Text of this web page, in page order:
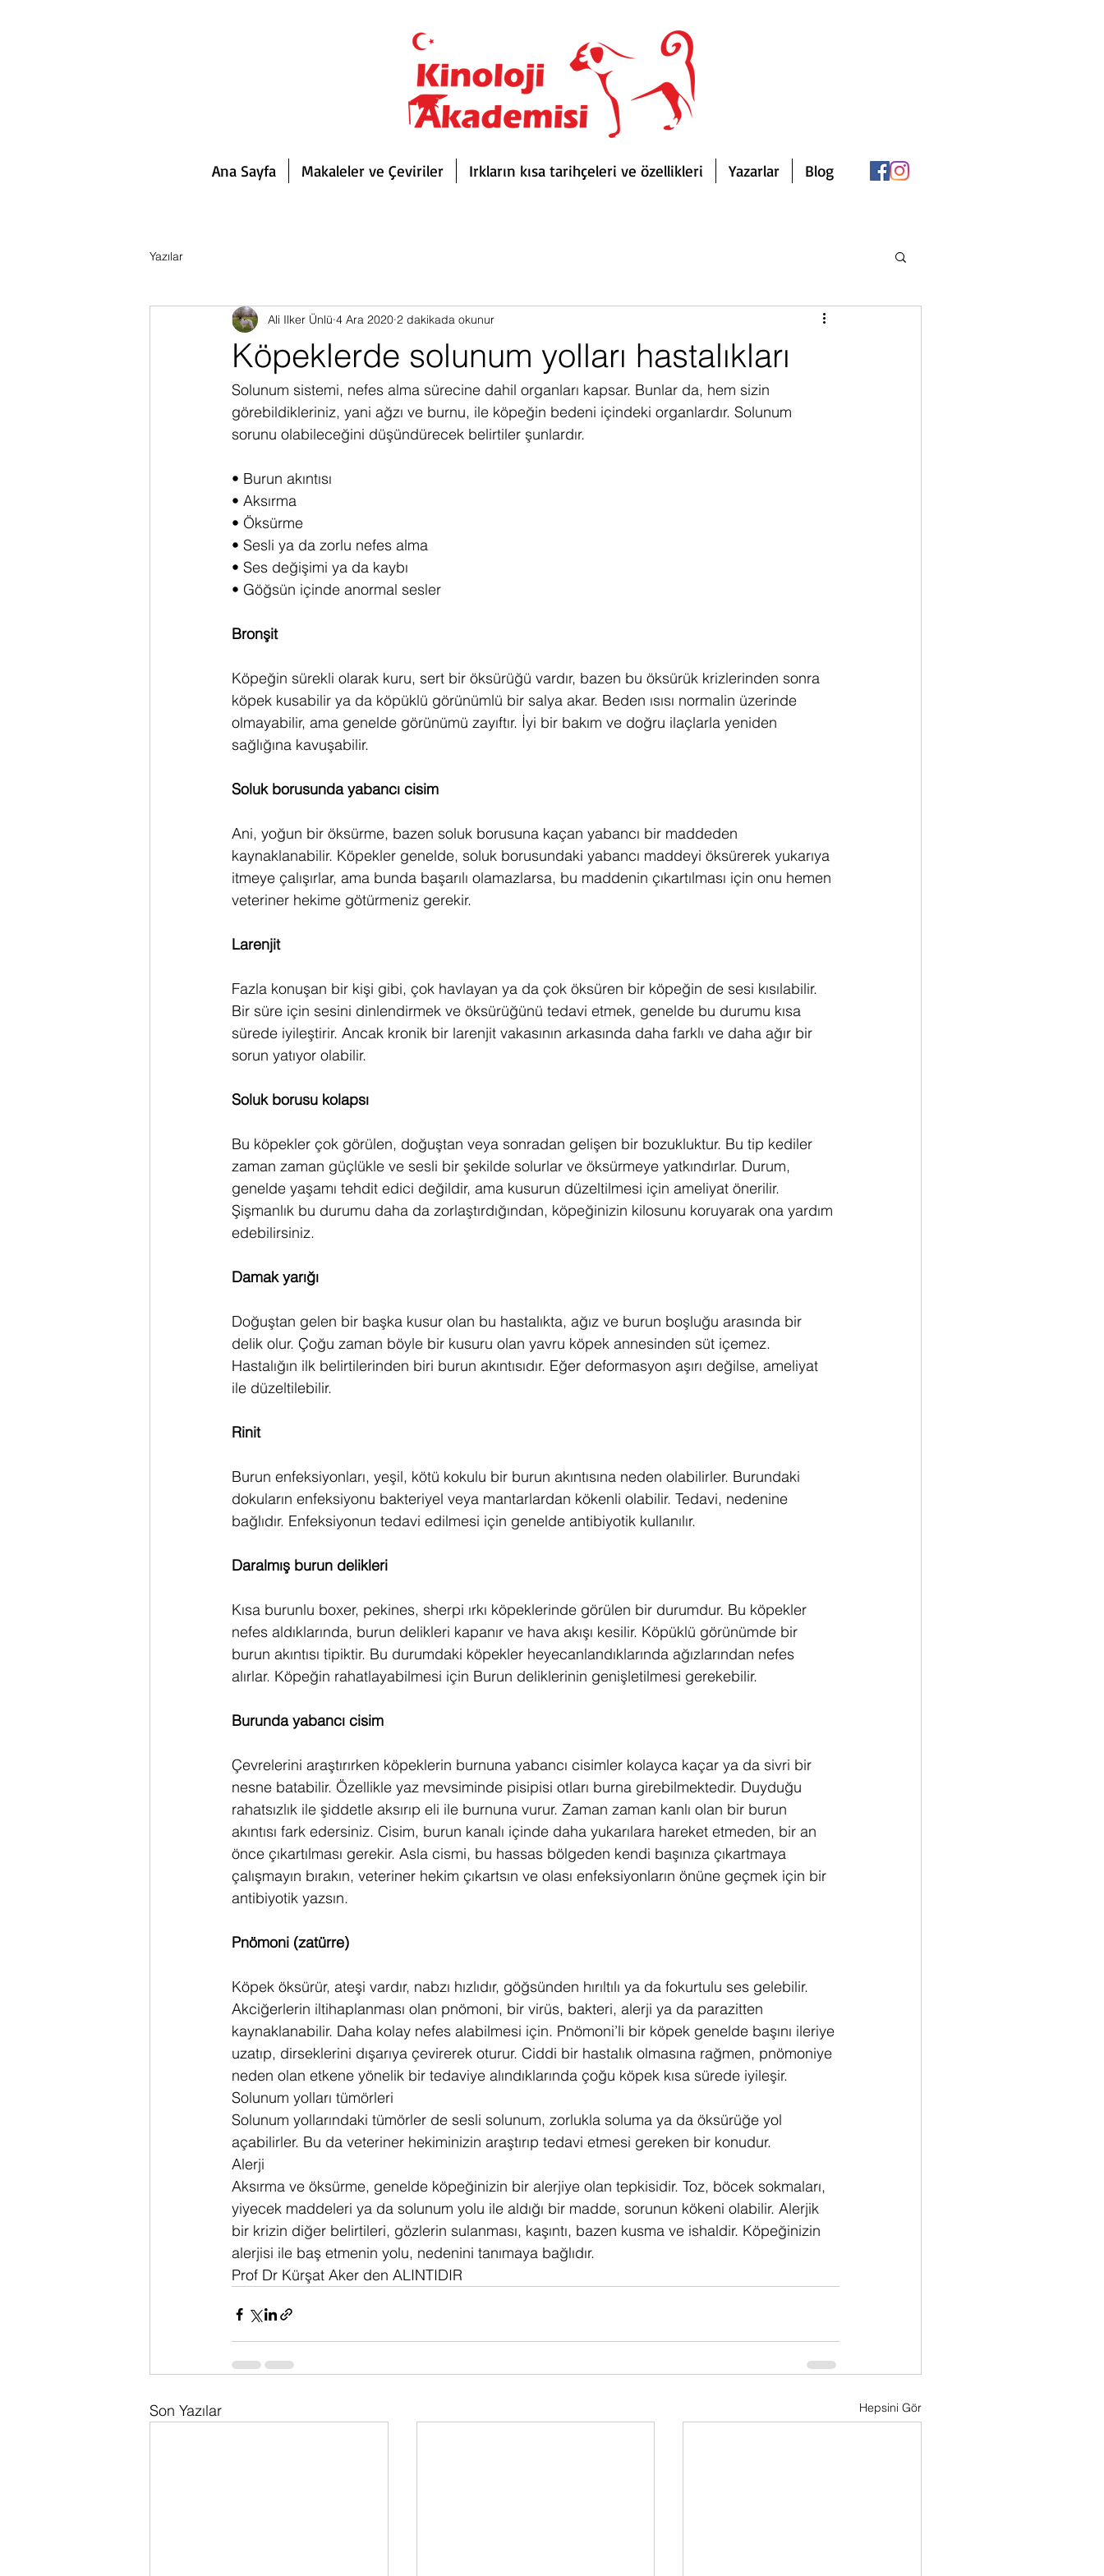
Ana Sayfa Makaleler ve Çeviriler Irkların kısa tarihçeleri ve özellikleri Yazarlar Blog
Yazılar
Köpeklerde solunum yolları hastalıkları
Ali Ilker Ünlü 4 Ara 2020 2 dakikada okunur
Solunum sistemi, nefes alma sürecine dahil organları kapsar. Bunlar da, hem sizin
görebildikleriniz, yani ağzı ve burnu, ile köpeğin bedeni içindeki organlardır. Solunum
sorunu olabileceğini düşündürecek belirtiler şunlardır.
• Burun akıntısı
• Aksırma
• Öksürme
• Sesli ya da zorlu nefes alma
• Ses değişimi ya da kaybı
• Göğsün içinde anormal sesler
Bronşit
Köpeğin sürekli olarak kuru, sert bir öksürüğü vardır, bazen bu öksürük krizlerinden sonra
köpek kusabilir ya da köpüklü görünümlü bir salya akar. Beden ısısı normalin üzerinde
olmayabilir, ama genelde görünümü zayıftır. İyi bir bakım ve doğru ilaçlarla yeniden
sağlığına kavuşabilir.
Soluk borusunda yabancı cisim
Ani, yoğun bir öksürme, bazen soluk borusuna kaçan yabancı bir maddeden
kaynaklanabilir. Köpekler genelde, soluk borusundaki yabancı maddeyi öksürerek yukarıya
itmeye çalışırlar, ama bunda başarılı olamazlarsa, bu maddenin çıkartılması için onu hemen
veteriner hekime götürmeniz gerekir.
Larenjit
Fazla konuşan bir kişi gibi, çok havlayan ya da çok öksüren bir köpeğin de sesi kısılabilir.
Bir süre için sesini dinlendirmek ve öksürüğünü tedavi etmek, genelde bu durumu kısa
sürede iyileştirir. Ancak kronik bir larenjit vakasının arkasında daha farklı ve daha ağır bir
sorun yatıyor olabilir.
Soluk borusu kolapsı
Bu köpekler çok görülen, doğuştan veya sonradan gelişen bir bozukluktur. Bu tip kediler
zaman zaman güçlükle ve sesli bir şekilde solurlar ve öksürmeye yatkındırlar. Durum,
genelde yaşamı tehdit edici değildir, ama kusurun düzeltilmesi için ameliyat önerilir.
Şişmanlık bu durumu daha da zorlaştırdığından, köpeğinizin kilosunu koruyarak ona yardım
edebilirsiniz.
Damak yarığı
Doğuştan gelen bir başka kusur olan bu hastalıkta, ağız ve burun boşluğu arasında bir
delik olur. Çoğu zaman böyle bir kusuru olan yavru köpek annesinden süt içemez.
Hastalığın ilk belirtilerinden biri burun akıntısıdır. Eğer deformasyon aşırı değilse, ameliyat
ile düzeltilebilir.
Rinit
Burun enfeksiyonları, yeşil, kötü kokulu bir burun akıntısına neden olabilirler. Burundaki
dokuların enfeksiyonu bakteriyel veya mantarlardan kökenli olabilir. Tedavi, nedenine
bağlıdır. Enfeksiyonun tedavi edilmesi için genelde antibiyotik kullanılır.
Daralmış burun delikleri
Kısa burunlu boxer, pekines, sherpi ırkı köpeklerinde görülen bir durumdur. Bu köpekler
nefes aldıklarında, burun delikleri kapanır ve hava akışı kesilir. Köpüklü görünümde bir
burun akıntısı tipiktir. Bu durumdaki köpekler heyecanlandıklarında ağızlarından nefes
alırlar. Köpeğin rahatlayabilmesi için Burun deliklerinin genişletilmesi gerekebilir.
Burunda yabancı cisim
Çevrelerini araştırırken köpeklerin burnuna yabancı cisimler kolayca kaçar ya da sivri bir
nesne batabilir. Özellikle yaz mevsiminde pisipisi otları burna girebilmektedir. Duyduğu
rahatsızlık ile şiddetle aksırıp eli ile burnuna vurur. Zaman zaman kanlı olan bir burun
akıntısı fark edersiniz. Cisim, burun kanalı içinde daha yukarılara hareket etmeden, bir an
önce çıkartılması gerekir. Asla cismi, bu hassas bölgeden kendi başınıza çıkartmaya
çalışmayın bırakın, veteriner hekim çıkartsın ve olası enfeksiyonların önüne geçmek için bir
antibiyotik yazsın.
Pnömoni (zatürre)
Köpek öksürür, ateşi vardır, nabzı hızlıdır, göğsünden hırıltılı ya da fokurtulu ses gelebilir.
Akciğerlerin iltihaplanması olan pnömoni, bir virüs, bakteri, alerji ya da parazitten
kaynaklanabilir. Daha kolay nefes alabilmesi için. Pnömoni’li bir köpek genelde başını ileriye
uzatıp, dirseklerini dışarıya çevirerek oturur. Ciddi bir hastalık olmasına rağmen, pnömoniye
neden olan etkene yönelik bir tedaviye alındıklarında çoğu köpek kısa sürede iyileşir.
Solunum yolları tümörleri
Solunum yollarındaki tümörler de sesli solunum, zorlukla soluma ya da öksürüğe yol
açabilirler. Bu da veteriner hekiminizin araştırıp tedavi etmesi gereken bir konudur.
Alerji
Aksırma ve öksürme, genelde köpeğinizin bir alerjiye olan tepkisidir. Toz, böcek sokmaları,
yiyecek maddeleri ya da solunum yolu ile aldığı bir madde, sorunun kökeni olabilir. Alerjik
bir krizin diğer belirtileri, gözlerin sulanması, kaşıntı, bazen kusma ve ishaldir. Köpeğinizin
alerjisi ile baş etmenin yolu, nedenini tanımaya bağlıdır.
Prof Dr Kürşat Aker den ALINTIDIR
Son Yazılar Hepsini Gör